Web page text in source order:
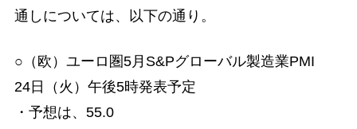
通しについては、以下の通り。
○（欧）ユーロ圏5月S&Pグローバル製造業PMI
24日（火）午後5時発表予定
・予想は、55.0